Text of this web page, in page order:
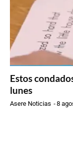
Estos
lunes
Asere Noticias -8